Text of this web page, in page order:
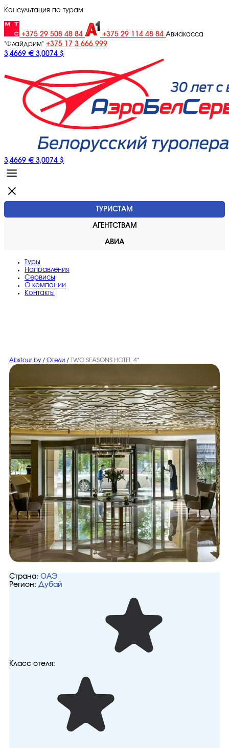
Консультация по турам
+375 29 508 48 84 +375 29 114 48 84 Авиакасса
"Флайдрим" +375 17 3 666 999
3,4669 € 3,0074 $
3,4669 € 3,0074 $
ТУРИСТАМ
АГЕНТСТВАМ
АВИА
Туры
Направления
Сервисы
O компании
Контакты
Abstour.by / Отели / TWO SEASONS HOTEL 4*
Страна: ОАЭ
Регион: Дубай
Класс отеля: